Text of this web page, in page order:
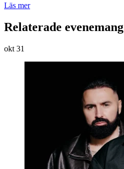
Läs mer
Relaterade evenemang
okt 31